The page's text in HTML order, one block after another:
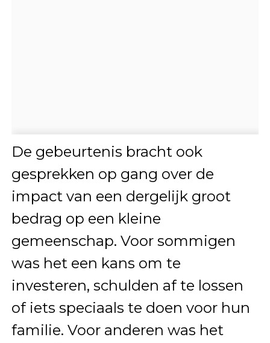
De gebeurtenis bracht ook
gesprekken op gang over de
impact van een dergelijk groot
bedrag op een kleine
gemeenschap. Voor sommigen
was het een kans om te
investeren, schulden af te lossen
of iets speciaals te doen voor hun
familie. Voor anderen was het